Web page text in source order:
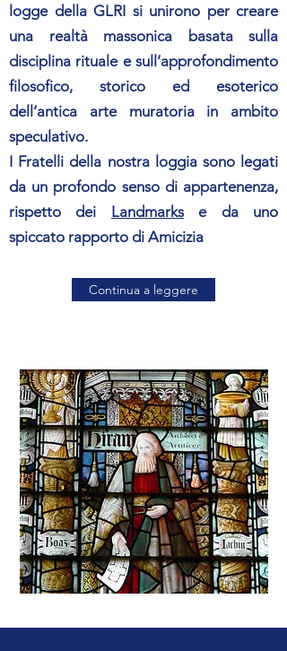
logge della GLRI si unirono per creare
una realtà massonica basata sulla
disciplina rituale e sull’approfondimento
filosofico, storico ed esoterico
dell’antica arte muratoria in ambito
speculativo.
I Fratelli della nostra loggia sono legati
da un profondo senso di appartenenza,
rispetto dei Landmarkse da uno
spiccato rapporto di Amicizia
Continua a leggere